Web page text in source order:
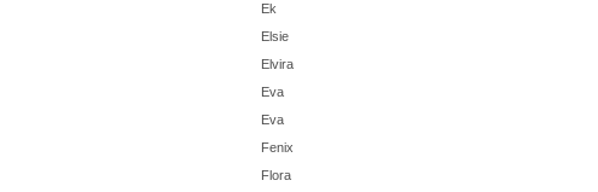
Ek
Elsie
Elvira
Eva
Eva
Fenix
Flora